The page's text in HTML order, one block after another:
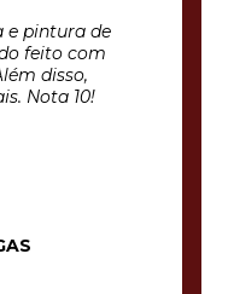
e pintura de
feito com
disso,
Nota 10!